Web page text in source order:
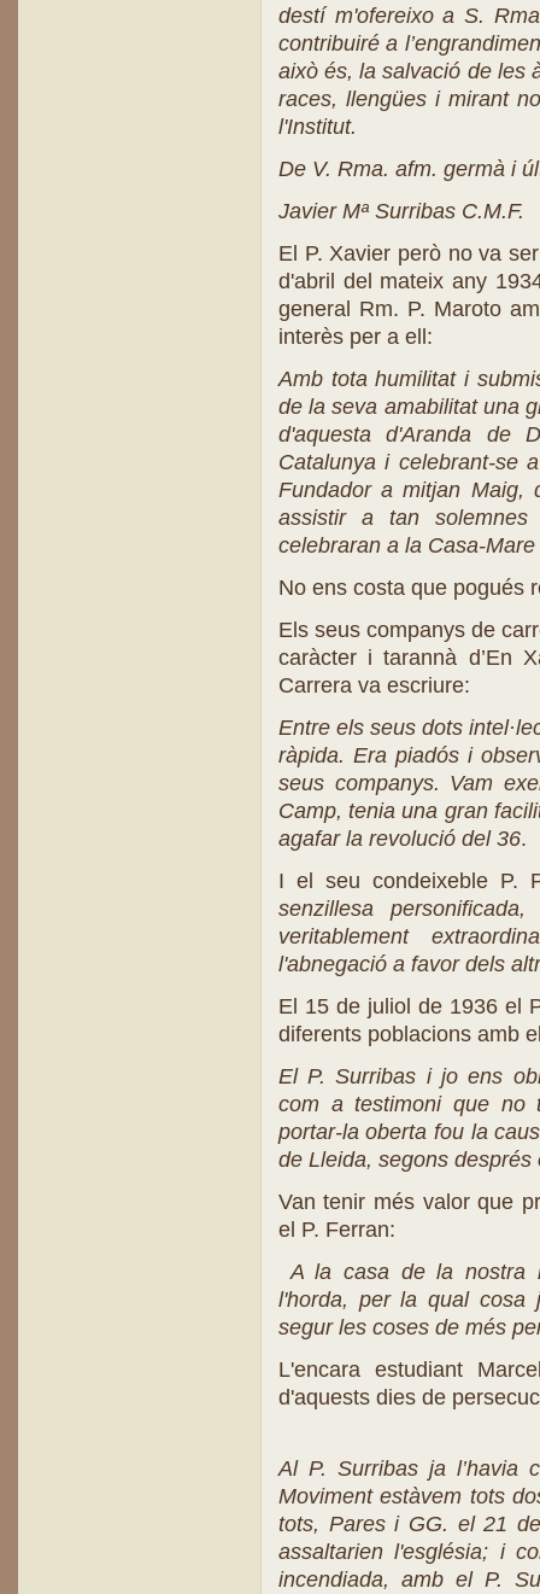
destí m'ofereixo a S.
contribuiré a
això és, la salvació de les
races, llengües i mirant
l'Institut.
De V. Rma. afm. germà i
Javier Mª Surribas C.M.F.
El P. Xavier però no va
d'abril del mateix any
general Rm. P. Maroto
interès per a ell:
Amb tota humilitat i
de la seva amabilitat una
d'aquesta d'Aranda de
Catalunya i celebrant-se
Fundador a mitjan Maig,
assistir a tan
celebraran a la Casa-
No ens costa que pogués
Els seus companys de
caràcter i tarannà d’En
Carrera va escriure:
Entre els seus dots
ràpida. Era piadós i
seus companys. Vam
Camp, tenia una gran
agafar la revolució del 36.
I el seu condeixeble P.
senzillesa
veritablement
l'abnegació a favor dels
El 15 de juliol de 1936 el
diferents poblacions amb
El P. Surribas i jo ens
com a testimoni que
portar-la oberta fou la
de Lleida, segons després
Van tenir més valor que
el P. Ferran:
A la casa de la nostra
l'horda, per la qual cosa
segur les coses de més
L'encara estudiant
d'aquests dies de
Al P. Surribas ja l’havia
Moviment estàvem tots
tots, Pares i GG. el 21
assaltarien l'església; i
incendiada, amb el P.